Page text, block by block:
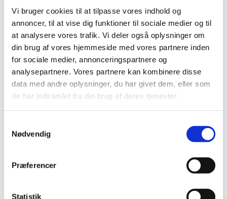
Vi bruger cookies til at tilpasse vores indhold og
annoncer, til at vise dig funktioner til sociale medier og til
at analysere vores trafik. Vi deler også oplysninger om
din brug af vores hjemmeside med vores partnere inden
for sociale medier, annonceringspartnere og
analysepartnere. Vores partnere kan kombinere disse
data med andre oplysninger, du har givet dem, eller som
de har indsamlet fra din brug af deres tjenester.
Nødvendig
Præferencer
Statistik
På den måde kan du gøre selen mere personlig, da du
nemt kan skifte stripsne med andre.
Størrelsesvejledning:
Størrelsen er angivet efter hundens brystmål og hundens
vægt i kg:
BABY 1
Hundens vægt: 1 - 3 kg